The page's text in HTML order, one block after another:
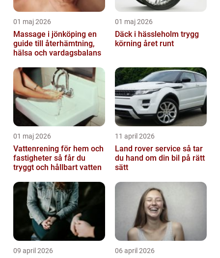
01 maj 2026
Massage i jönköping en
guide till återhämtning,
hälsa och vardagsbalans
01 maj 2026
Däck i hässleholm trygg
körning året runt
01 maj 2026
Vattenrening för hem och
fastigheter så får du
tryggt och hållbart vatten
11 april 2026
Land rover service så tar
du hand om din bil på rätt
sätt
09 april 2026 06 april 2026